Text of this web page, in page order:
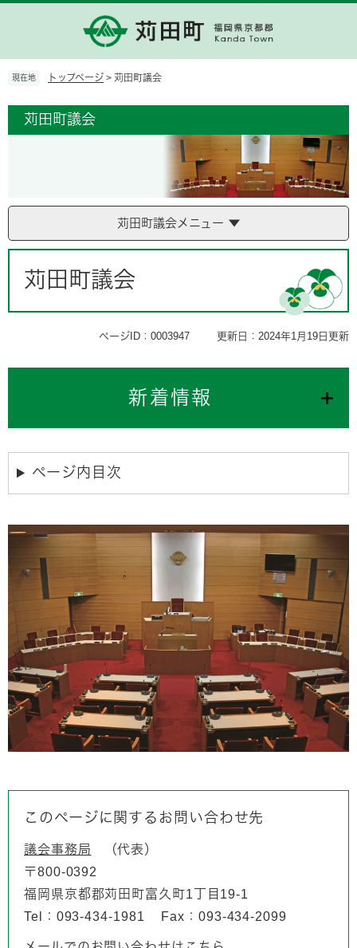
の
で
ー
ば
現在地 トップページ > 苅田町議会
苅田町議会
苅田町議会メニュー
苅田町議会
ページID：0003947 更新日：2024年1月19日更新
新着情報
ページ内目次
このページに関するお問い合わせ先
議会事務局
代表
〒800-0392
福岡県京都郡苅田町富久町1丁目19-1
Tel：093-434-1981
Fax：093-434-2099